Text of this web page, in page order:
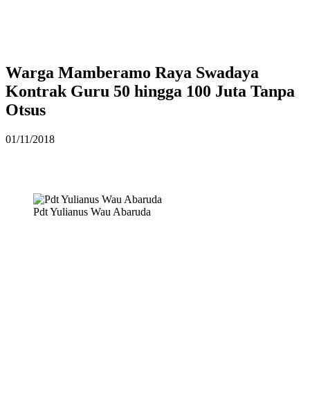
Warga Mamberamo Raya Swadaya
Kontrak Guru 50 hingga 100 Juta Tanpa
Otsus
01/11/2018
Pdt Yulianus Wau Abaruda